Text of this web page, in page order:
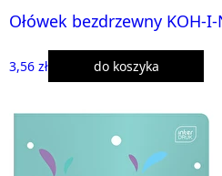
Ołówek bezdrzewny KOH-
3,56 zł do koszyka